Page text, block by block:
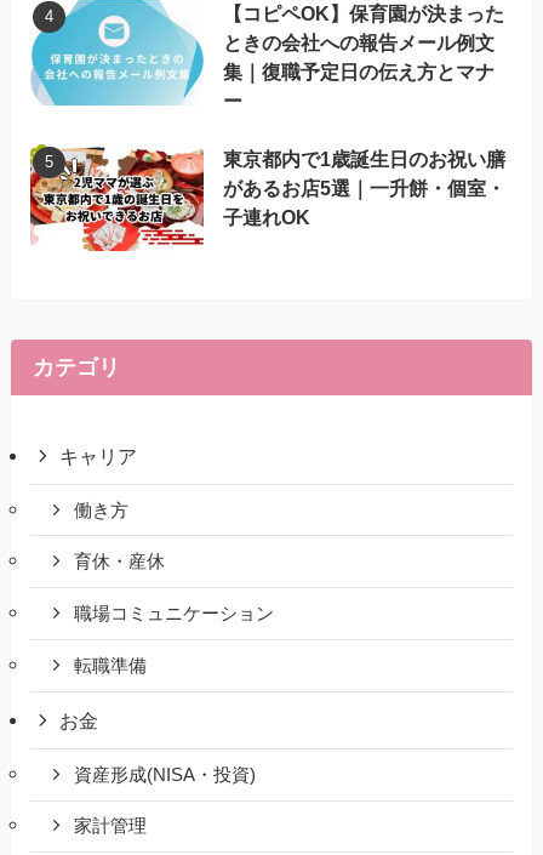
【コピペOK】保育園が決まった
ときの会社への報告メール例文
集｜復職予定日の伝え方とマナ
ー
東京都内で1歳誕生日のお祝い膳
があるお店5選｜一升餅・個室・
子連れOK
カテゴリ
キャリア
働き方
育休・産休
職場コミュニケーション
転職準備
お金
資産形成(NISA・投資)
家計管理